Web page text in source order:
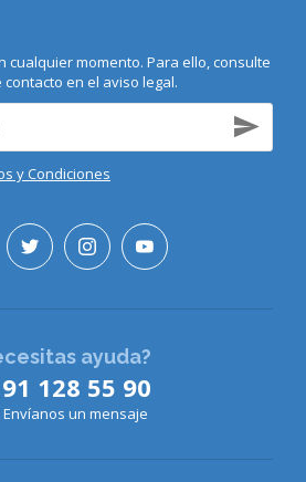
cualquier momento. Para ello, consulte
en el aviso legal.
y Condiciones
ayuda?
91 128 55 90
Envíanos un mensaje